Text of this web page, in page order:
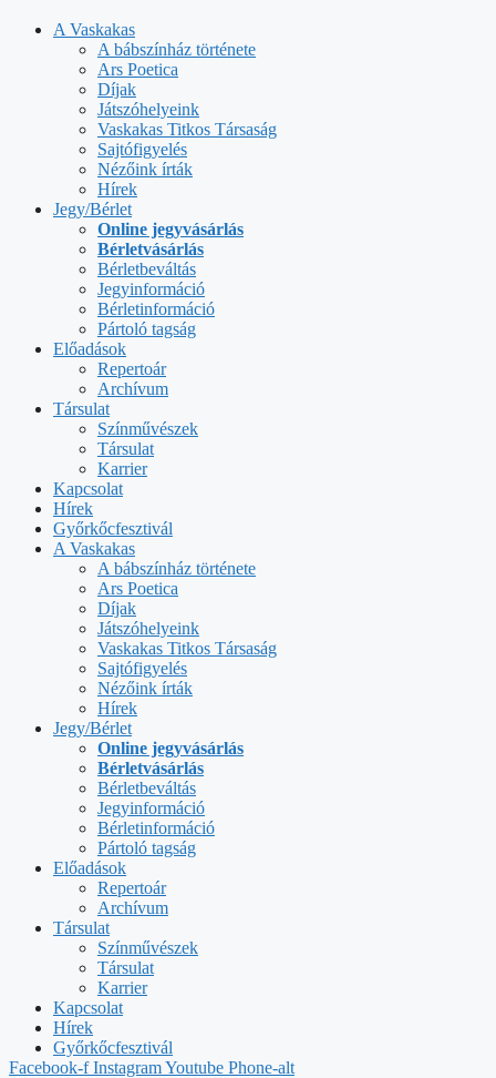
A Vaskakas
A bábszínház története
Ars Poetica
Díjak
Játszóhelyeink
Vaskakas Titkos Társaság
Sajtófigyelés
Nézőink írták
Hírek
Jegy/Bérlet
Online jegyvásárlás
Bérletvásárlás
Bérletbeváltás
Jegyinformáció
Bérletinformáció
Pártoló tagság
Előadások
Repertoár
Archívum
Társulat
Színművészek
Társulat
Karrier
Kapcsolat
Hírek
Győrkőcfesztivál
A Vaskakas
A bábszínház története
Ars Poetica
Díjak
Játszóhelyeink
Vaskakas Titkos Társaság
Sajtófigyelés
Nézőink írták
Hírek
Jegy/Bérlet
Online jegyvásárlás
Bérletvásárlás
Bérletbeváltás
Jegyinformáció
Bérletinformáció
Pártoló tagság
Előadások
Repertoár
Archívum
Társulat
Színművészek
Társulat
Karrier
Kapcsolat
Hírek
Győrkőcfesztivál
Facebook-f InstagramYoutube Phone-alt